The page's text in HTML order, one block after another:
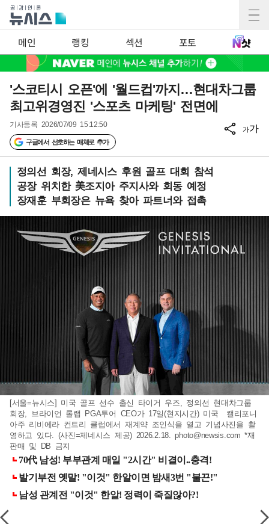
메인 랭킹 섹션 포토
'스코티시 오픈'에 '월드컵'까지…현대차그룹
최고위경영진 '스포츠 마케팅' 전면에
기사등록 2026/07/09 15:12:50
구글에서 선호하는 매체로 추가
가가
정의선 회장, 제네시스 후원 골프 대회 참석
공장 위치한 美조지아 주지사와 회동 예정
장재훈 부회장은 뉴욕 찾아 파트너와 접촉
[서울=뉴시스] 미국 골프 선수 출신 타이거 우즈, 정의선 현대차그룹
회장, 브라이언 롤랩 PGA투어 CEO가 17일(현지시간) 미국 캘리포니
아주 리비에라 컨트리 클럽에서 재계약 조인식을 열고 기념사진을 촬
영하고 있다. (사진=제네시스 제공) 2026.2.18.photo@newsis.com *재
판매 및 DB 금지